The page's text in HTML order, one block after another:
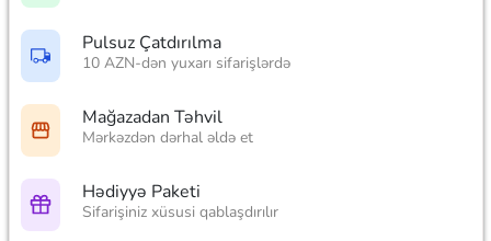
Pulsuz Çatdırılma
10 AZN-dən yuxarı sifarişlərdə
Mağazadan Təhvil
Mərkəzdən dərhal əldə et
Hədiyyə Paketi
Sifarişiniz xüsusi qablaşdırılır